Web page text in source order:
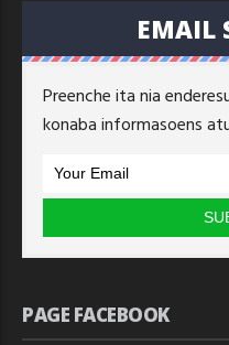
EMAIL
Preenche ita nia
konaba informasoens
PAGE FACEBOOK